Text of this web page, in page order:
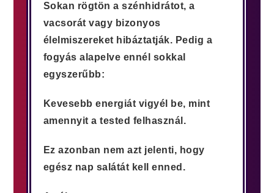
Sokan rögtön a szénhidrátot, a
vacsorát vagy bizonyos
élelmiszereket hibáztatják. Pedig a
fogyás alapelve ennél sokkal
egyszerűbb:
Kevesebb energiát vigyél be, mint
amennyit a tested felhasznál.
Ez azonban nem azt jelenti, hogy
egész nap salátát kell enned.